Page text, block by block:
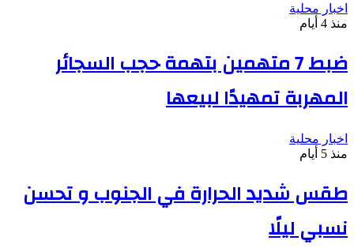
اخبار محلية
منذ 4 أيام
ضبط 7 متهمين بتهمة حجب السجائر
المهربة تمهيدًا لبيعها
اخبار محلية
منذ 5 أيام
طقس شديد الحرارة في الجنوب و تحسن
نسبي ليلًا